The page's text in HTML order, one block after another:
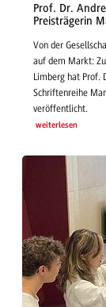
Prof. Dr.
Preisträgerin
Von der
auf dem Markt:
Limberg hat Prof.
Schriftenreihe
veröffentlicht.
weiterlesen